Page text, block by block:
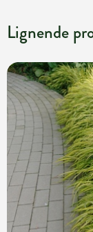
Lignende